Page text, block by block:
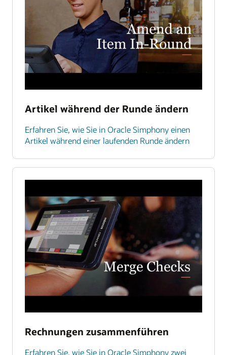
Artikel während der Runde ändern
Erfahren Sie, wie Sie in Oracle Simphony einen
Artikel während einer laufenden Runde ändern
Rechnungen zusammenführen
Erfahren Sie, wie Sie in Oracle Simphony zwei